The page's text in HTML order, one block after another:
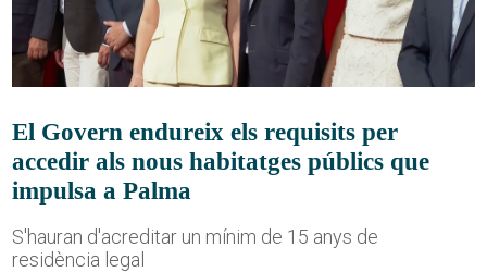
El Govern endureix els requisits per
accedir als nous habitatges públics que
impulsa a Palma
S'hauran d'acreditar un mínim de 15 anys de
residència legal